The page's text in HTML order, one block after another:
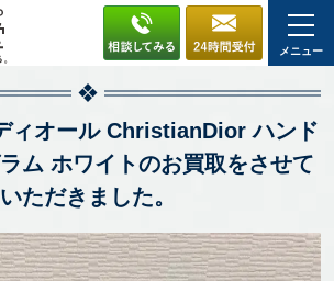
メニュー
ィオール ChristianDior ハンド
ム ホワイトのお買取をさせて
いただきました。